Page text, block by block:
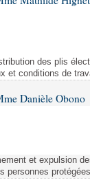
des plis
et conditions de
Danièle Obono
et expulsion
personnes